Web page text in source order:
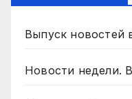
Выпуск новостей
Новости недели.